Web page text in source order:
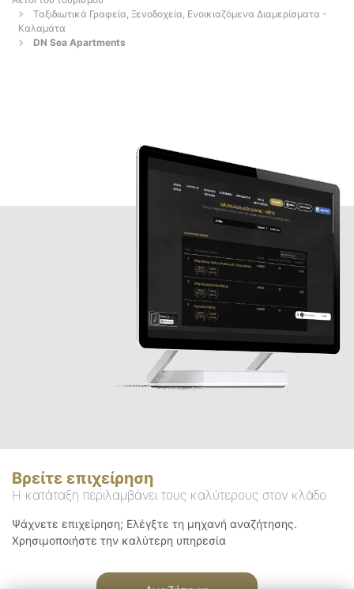
Ταξιδιωτικά Γραφεία, Ξενοδοχεία, Ενοικιαζόμενα Διαμερίσματα -
Καλαμάτα
DN Sea Apartments
Βρείτε επιχείρηση
Η κατάταξη περιλαμβάνει τους καλύτερους στον κλάδο
Ψάχνετε επιχείρηση; Ελέγξτε τη μηχανή αναζήτησης.
Χρησιμοποιήστε την καλύτερη υπηρεσία